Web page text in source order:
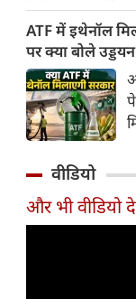
ATF में इथेनॉल
पर क्या बोले
वीडियो
और भी वीडियो